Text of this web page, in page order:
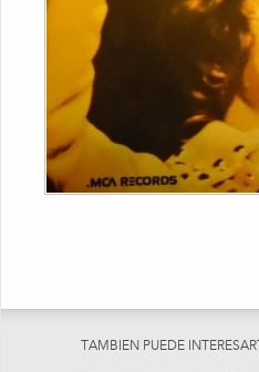
TAMBIEN PUEDE